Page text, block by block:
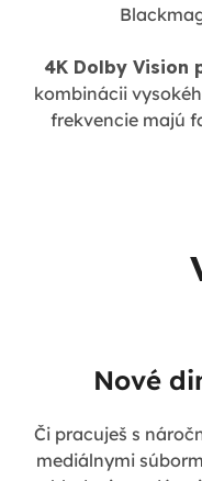
4K Dolby Vision
kombinácii
frekvencie majú
Nové
Či pracuješ s
mediálnymi